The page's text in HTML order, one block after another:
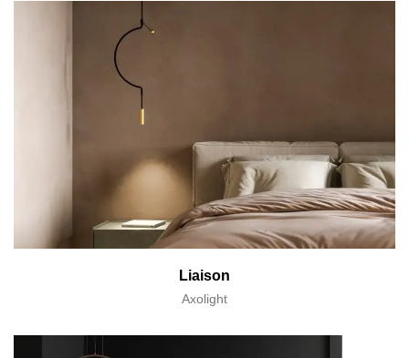
Liaison
Axolight